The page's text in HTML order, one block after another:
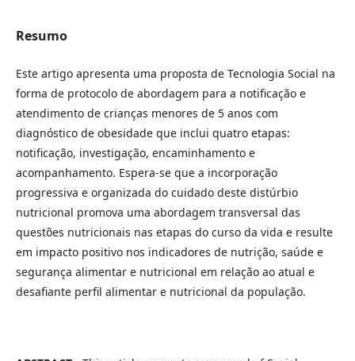
Resumo
Este artigo apresenta uma proposta de Tecnologia Social na
forma de protocolo de abordagem para a notificação e
atendimento de crianças menores de 5 anos com
diagnóstico de obesidade que inclui quatro etapas:
notificação, investigação, encaminhamento e
acompanhamento. Espera-se que a incorporação
progressiva e organizada do cuidado deste distúrbio
nutricional promova uma abordagem transversal das
questões nutricionais nas etapas do curso da vida e resulte
em impacto positivo nos indicadores de nutrição, saúde e
segurança alimentar e nutricional em relação ao atual e
desafiante perfil alimentar e nutricional da população.